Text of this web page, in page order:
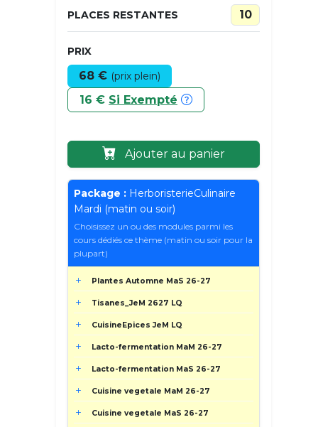
PLACES RESTANTES 10
PRIX
68 € (prix plein)
16 € Si Exempté
Ajouter au panier
Package : HerboristerieCulinaire
Mardi (matin ou soir)
Choisissez un ou des modules parmi les
cours dédiés ce thème (matin ou soir pour la
plupart)
Plantes Automne MaS 26-27
Tisanes_JeM 2627 LQ
CuisineEpices JeM LQ
Lacto-fermentation MaM 26-27
Lacto-fermentation MaS 26-27
Cuisine vegetale MaM 26-27
Cuisine vegetale MaS 26-27